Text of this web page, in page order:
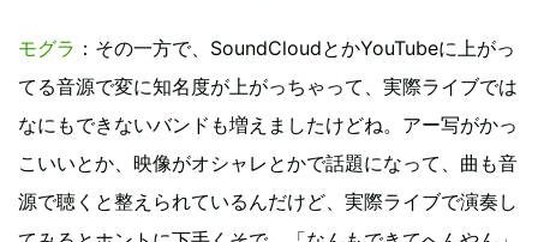
モグラ ：その一方で、SoundCloudとかYouTubeに上がっ
てる音源で変に知名度が上がっちゃって、実際ライブでは
なにもできないバンドも増えましたけどね。アー写がかっ
こいいとか、映像がオシャレとかで話題になって、曲も音
源で聴くと整えられているんだけど、実際ライブで演奏し